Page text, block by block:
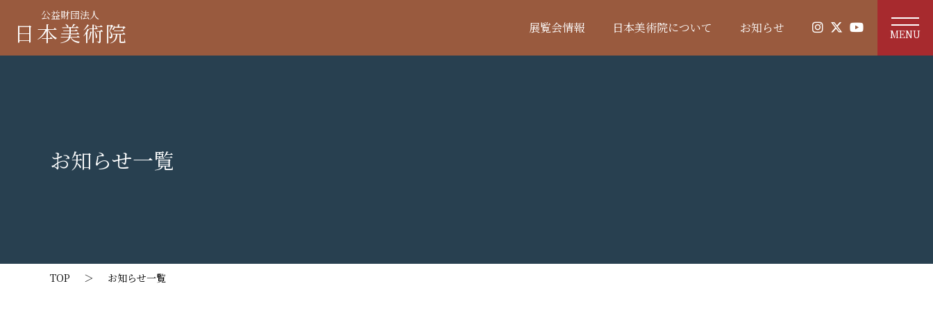
日本美術院
公益財団法人
展覧会情報 日本美術院について お知らせ MENU
お知らせ一覧
TOP ＞ お知らせ一覧